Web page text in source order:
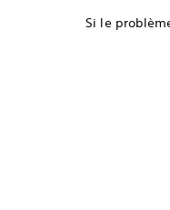
Si le